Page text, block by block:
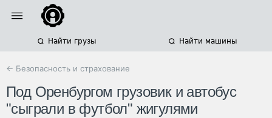
Найти грузы Найти машины
← Безопасность и страхование
Под Оренбургом грузовик и автобус
"сыграли в футбол" жигулями